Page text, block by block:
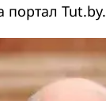
портал Tut.by.